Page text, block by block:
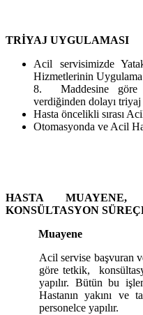
TRİYAJ UYGULAMASI
Acil servisimizde
Hizmetlerinin Uygulama
8. Maddesine göre
verdiğinden dolayı
Hasta öncelikli sırası
Otomasyonda ve Acil
HASTA
KONSÜLTASYON
Muayene
Acil servise başvuran
göre tetkik,
yapılır. Bütün bu
Hastanın yakını ve
personelce yapılır.